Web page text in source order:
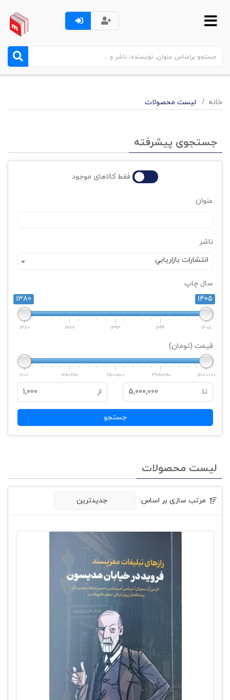
خانه لیست محصولات
جستجوی پیشرفته
فقط کالاهای موجود
عنوان
ناشر
انتشارات بازاريابي
سال چاپ
1380
1405
1380 1386 1393 1399 1405
قیمت (تومان)
1000 1250750 2500500 3750250 5000000
تا 5,000,000 از 1,000
جستجو
لیست محصولات
مرتب سازی بر اساس: جدیدترین